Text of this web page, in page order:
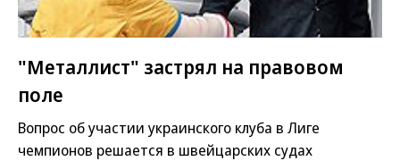
"Металлист" застрял на правовом
поле
Вопрос об участии украинского клуба в Лиге
чемпионов решается в швейцарских судах